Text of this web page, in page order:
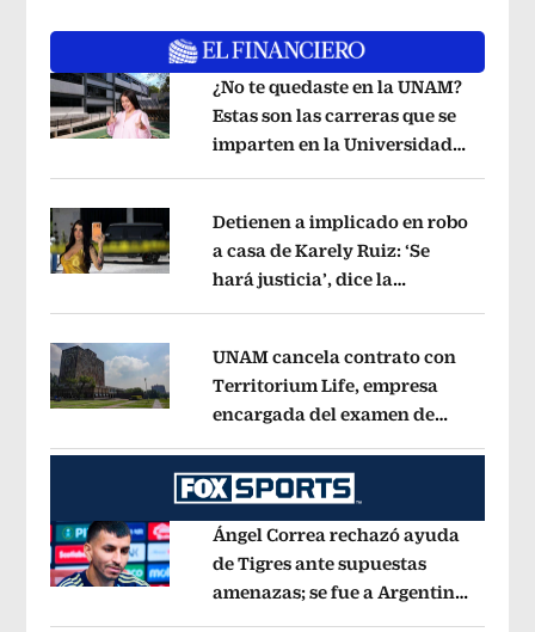
Opens in new window
¿No te quedaste en la UNAM?
Estas son las carreras que se
imparten en la Universidad
Opens in new window
Detienen a implicado en robo
a casa de Karely Ruiz: ‘Se
hará justicia’, dice la
Opens in new window
UNAM cancela contrato con
Territorium Life, empresa
encargada del examen de
Opens in new window
Ángel Correa rechazó ayuda
de Tigres ante supuestas
amenazas; se fue a Argentina